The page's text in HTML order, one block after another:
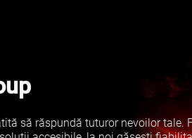
să răspundă tuturor nevoilor tale.